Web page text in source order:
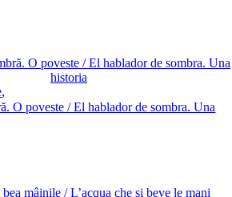
,
O poveste / El hablador de sombra. Una